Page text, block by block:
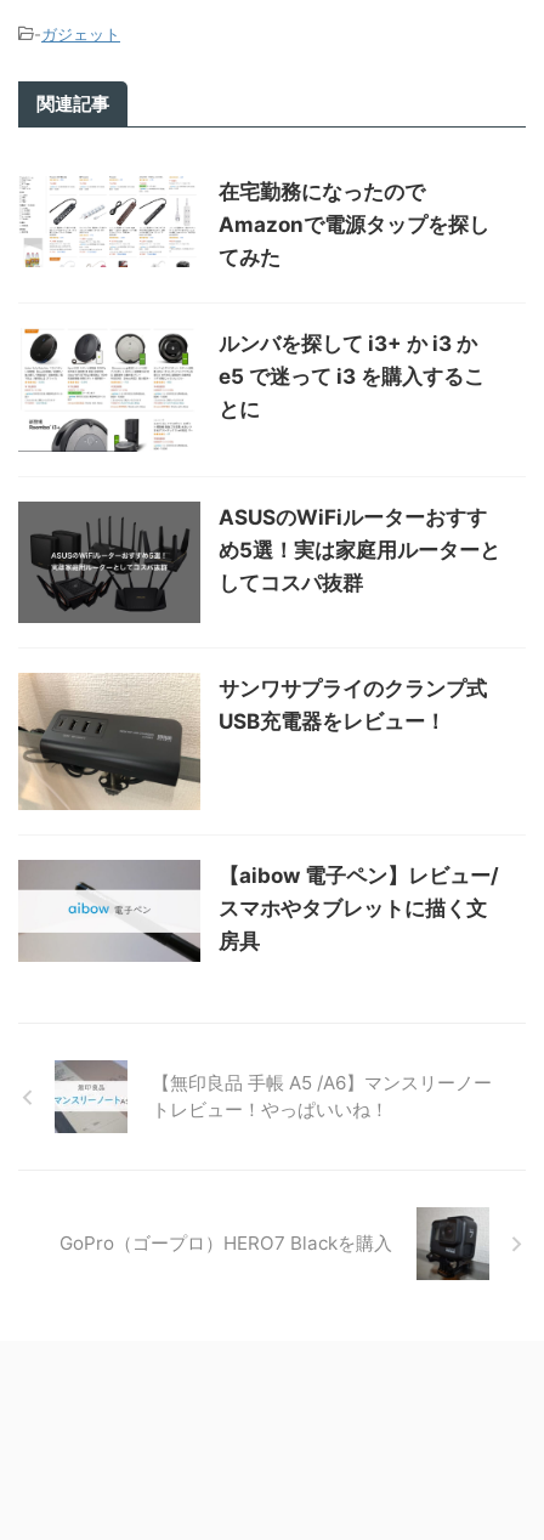
-ガジェット
関連記事
在宅勤務になったので
Amazonで電源タップを探し
てみた
ルンバを探して i3+ か i3 か
e5 で迷って i3 を購入するこ
とに
ASUSのWiFiルーターおすす
め5選！実は家庭用ルーターと
してコスパ抜群
サンワサプライのクランプ式
USB充電器をレビュー！
【aibow 電子ペン】レビュー/
スマホやタブレットに描く文
房具
【無印良品 手帳 A5 /A6】マンスリーノー
トレビュー！やっぱいいね！
GoPro（ゴープロ）HERO7 Blackを購入